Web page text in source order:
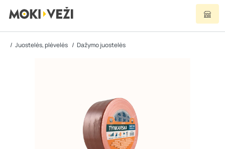
Juostelės, plėvelės Dažymo juostelės